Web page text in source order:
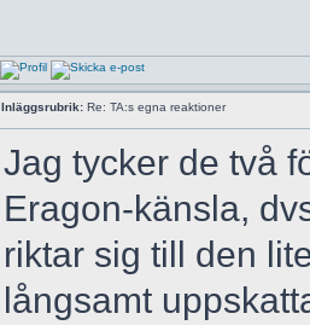
Inläggsrubrik: Re: TA:s egna reaktioner
Jag tycker de två
Eragon-känsla,
riktar sig till den
långsamt